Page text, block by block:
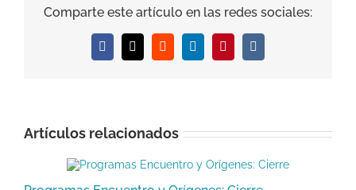
Comparte este artículo en las redes sociales:
Facebook
X RedditLinkedInPinterestVk
Artículos relacionados